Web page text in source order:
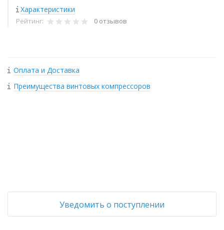
Характеристики
Рейтинг: 0 отзывов
Оплата и Доставка
Преимущества винтовых компрессоров
Уведомить о поступлении